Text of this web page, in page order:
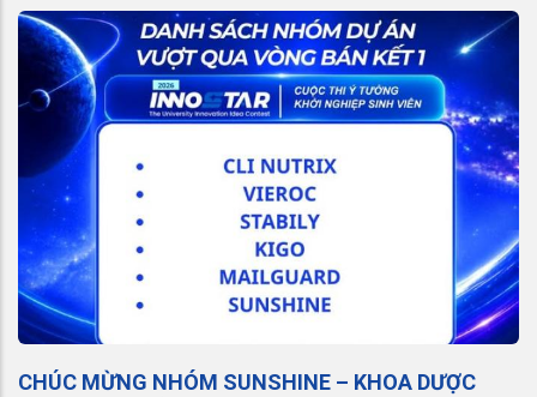
CHÚC MỪNG NHÓM SUNSHINE – KHOA DƯỢC